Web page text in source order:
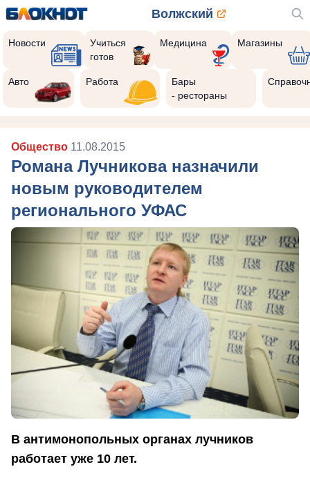
Волжский
Новости
Учиться
готов
Медицина Магазины
Авто Работа
Бары
- рестораны
Общество 11.08.2015
Романа Лучникова назначили
новым руководителем
регионального УФАС
В антимонопольных органах лучников
работает уже 10 лет.